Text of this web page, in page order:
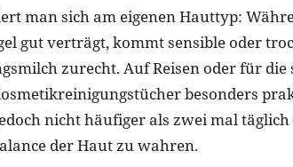
man sich am eigenen Hauttyp:
gut verträgt, kommt sensible oder
zurecht. Auf Reisen oder für die
besonders
nicht häufiger als zwei mal
der Haut zu wahren.